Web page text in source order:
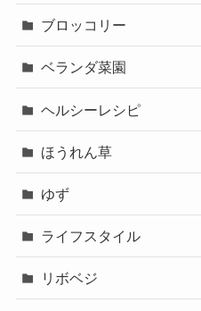
ブロッコリー
ベランダ菜園
ヘルシーレシピ
ほうれん草
ゆず
ライフスタイル
リボベジ